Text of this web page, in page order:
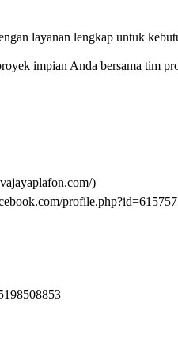
layanan lengkap untuk
impian Anda bersama tim
)